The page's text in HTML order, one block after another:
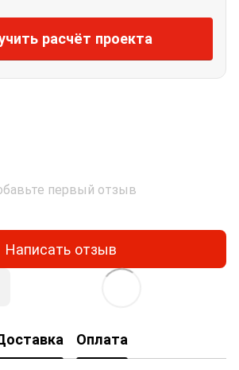
расчёт проекта
первый отзыв
Написать отзыв
Оплата